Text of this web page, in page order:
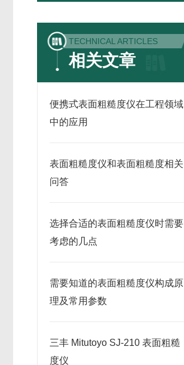
TECHNICAL ARTICLES
相关文章
便携式表面粗糙度仪在工程领域
中的应用
表面粗糙度仪和表面粗糙度相关
问答
选择合适的表面粗糙度仪时需要
考虑的几点
需要知道的表面粗糙度仪构成原
理及常用参数
三丰 Mitutoyo SJ-210 表面粗糙
度仪